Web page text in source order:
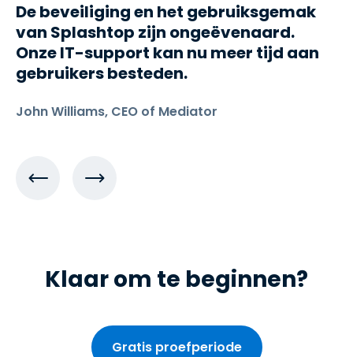
De beveiliging en het gebruiksgemak
van Splashtop zijn ongeëvenaard.
Onze IT-support kan nu meer tijd aan
gebruikers besteden.
John Williams, CEO of Mediator
Klaar om te beginnen?
Gratis proefperiode